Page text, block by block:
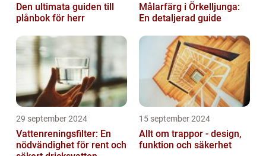
Den ultimata guiden till
plånbok för herr
Målarfärg i Örkelljunga:
En detaljerad guide
29 september 2024
Vattenreningsfilter: En
nödvändighet för rent och
15 september 2024
Allt om trappor - design,
funktion och säkerhet